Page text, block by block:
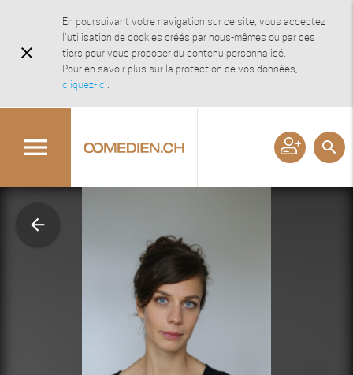
close
En poursuivant votre navigation sur ce site, vous acceptez
l'utilisation de cookies créés par nous-mêmes ou par des
tiers pour vous proposer du contenu personnalisé.
Pour en savoir plus sur la protection de vos données,
cliquez-ici.
menu search
arrow_back